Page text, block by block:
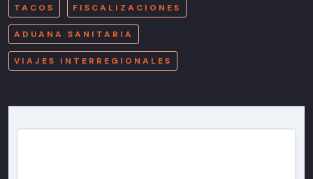
TACOS FISCALIZACIONES
ADUANA SANITARIA
VIAJES INTERREGIONALES